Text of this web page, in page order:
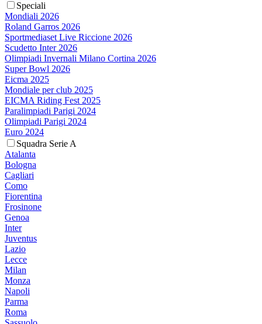
Speciali
Mondiali 2026
Roland Garros 2026
Sportmediaset Live Riccione 2026
Scudetto Inter 2026
Olimpiadi Invernali Milano Cortina 2026
Super Bowl 2026
Eicma 2025
Mondiale per club 2025
EICMA Riding Fest 2025
Paralimpiadi Parigi 2024
Olimpiadi Parigi 2024
Euro 2024
Squadra Serie A
Atalanta
Bologna
Cagliari
Como
Fiorentina
Frosinone
Genoa
Inter
Juventus
Lazio
Lecce
Milan
Monza
Napoli
Parma
Roma